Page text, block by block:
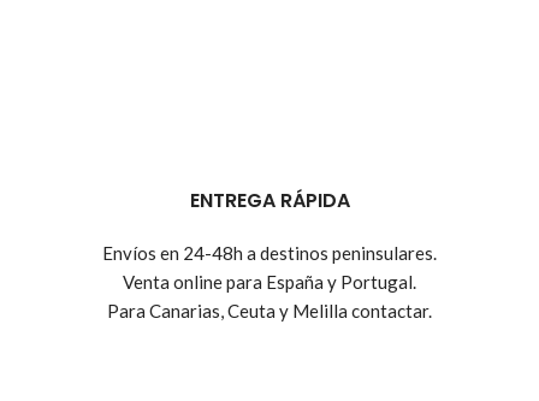
ENTREGA RÁPIDA
Envíos en 24-48h a destinos peninsulares.
Venta online para España y Portugal.
Para Canarias, Ceuta y Melilla contactar.